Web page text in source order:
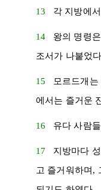
13 각 지방에
14 왕의 명령
조서가 나붙었
15 모르드개 는
에서는 즐거운
16 유다 사람
17 지방마다
고 즐거워하며,